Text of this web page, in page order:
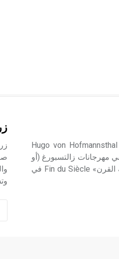
هوفمَنسْتال (هوغو فون ـ) (1874 ـ 1929) هوغو فون هوفمَنْستال Hugo von Hofmannsthal
زالتسبورغ (أو
سالزبورغ) Salzburg المسرحية في النمسا، وأبرز ممثلي أدب «نهاية القرن» Fin du Siècle في